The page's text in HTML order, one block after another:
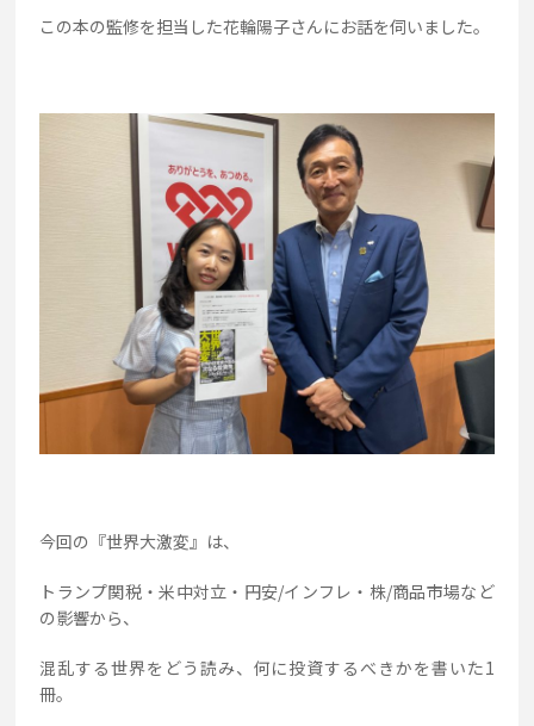
この本の監修を担当した花輪陽子さんにお話を伺いました。
今回の『世界大激変』は、
トランプ関税・米中対立・円安/インフレ・株/商品市場など
の影響から、
混乱する世界をどう読み、何に投資するべきかを書いた1
冊。